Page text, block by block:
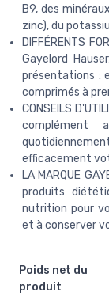
B9, des
zinc), du
DIFFÉRENTS
Gayelord
présentations :
comprimés à
CONSEILS
complément
efficacement
LA MARQUE
produits
nutrition pour
et à conserver
Poids net du
produit